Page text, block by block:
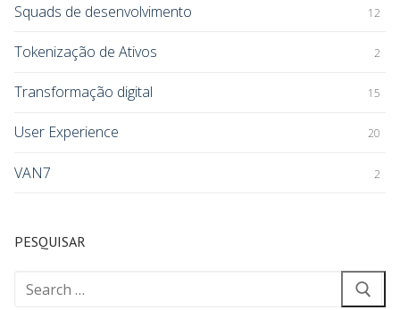
Squads de desenvolvimento 12
Tokenização de Ativos 2
Transformação digital 15
User Experience 20
VAN7 2
PESQUISAR